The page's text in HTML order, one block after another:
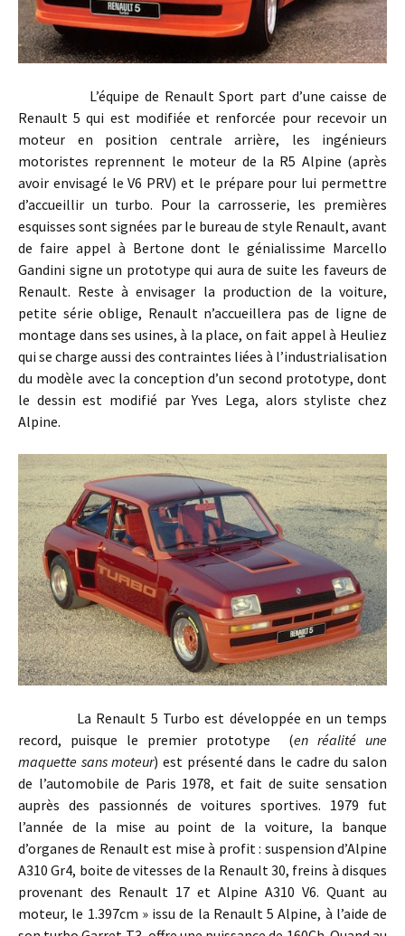
L’équipe de Renault Sport part d’une caisse de
Renault 5 qui est modifiée et renforcée pour recevoir un
moteur en position centrale arrière, les ingénieurs
motoristes reprennent le moteur de la R5 Alpine (après
avoir envisagé le V6 PRV) et le prépare pour lui permettre
d’accueillir un turbo. Pour la carrosserie, les premières
esquisses sont signées par le bureau de style Renault, avant
de faire appel à Bertone dont le génialissime Marcello
Gandini signe un prototype qui aura de suite les faveurs de
Renault. Reste à envisager la production de la voiture,
petite série oblige, Renault n’accueillera pas de ligne de
montage dans ses usines, à la place, on fait appel à Heuliez
qui se charge aussi des contraintes liées à l’industrialisation
du modèle avec la conception d’un second prototype, dont
le dessin est modifié par Yves Lega, alors styliste chez
Alpine.
La Renault 5 Turbo est développée en un temps
record, puisque le premier prototype (en réalité une
maquette sans moteur) est présenté dans le cadre du salon
de l’automobile de Paris 1978, et fait de suite sensation
auprès des passionnés de voitures sportives. 1979 fut
l’année de la mise au point de la voiture, la banque
d’organes de Renault est mise à profit : suspension d’Alpine
A310 Gr4, boite de vitesses de la Renault 30, freins à disques
provenant des Renault 17 et Alpine A310 V6. Quant au
moteur, le 1.397cm » issu de la Renault 5 Alpine, à l’aide de